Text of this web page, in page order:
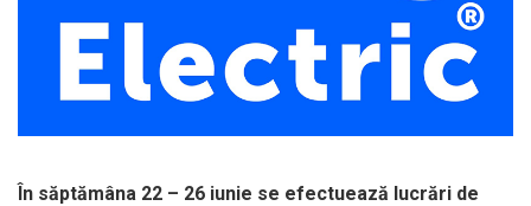
În săptămâna 22 – 26 iunie se efectuează lucrări de